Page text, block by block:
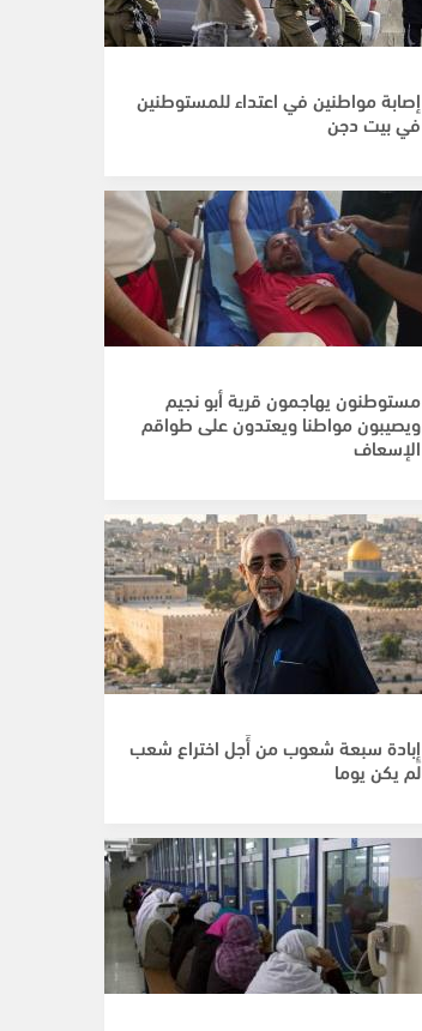
إصابة مواطنين في اعتداء للمستوطنين
في بيت دجن
مستوطنون يهاجمون قرية أبو نجيم
ويصيبون مواطنا ويعتدون على طواقم
الإسعاف
إِبادة سبعة شعوب من أَجل اختراع شعب
لم يكن يوما